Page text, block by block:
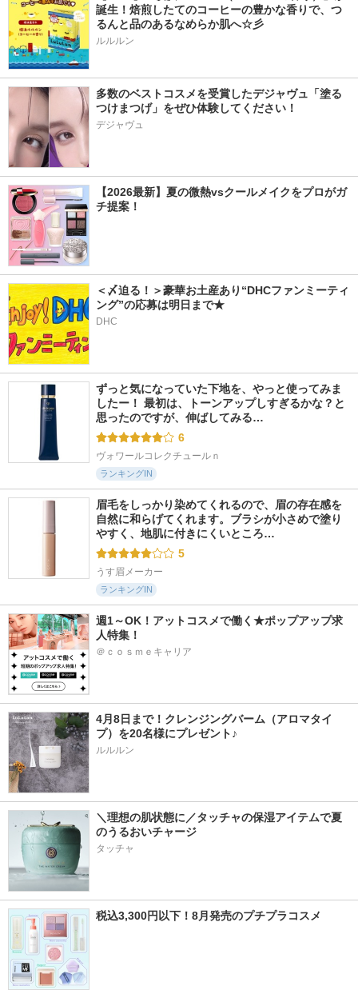
誕生！焙煎したてのコーヒーの豊かな香りで、つ
るんと品のあるなめらか肌へ☆彡
ルルルン
多数のベストコスメを受賞したデジャヴュ「塗る
つけまつげ」をぜひ体験してください！
デジャヴュ
【2026最新】夏の微熱vsクールメイクをプロがガ
チ提案！
＜〆迫る！＞豪華お土産あり“DHCファンミーティ
ング”の応募は明日まで★
DHC
ずっと気になっていた下地を、やっと使ってみま
したー！ 最初は、トーンアップしすぎるかな？と
思ったのですが、伸ばしてみる…
6
ヴォワールコレクチュールｎ
ランキングIN
眉毛をしっかり染めてくれるので、眉の存在感を
自然に和らげてくれます。ブラシが小さめで塗り
やすく、地肌に付きにくいところ…
5
うす眉メーカー
ランキングIN
週1～OK！アットコスメで働く★ポップアップ求
人特集！
＠ｃｏｓｍｅキャリア
4月8日まで！クレンジングバーム（アロマタイ
プ）を20名様にプレゼント♪
ルルルン
＼理想の肌状態に／タッチャの保湿アイテムで夏
のうるおいチャージ
タッチャ
税込3,300円以下！8月発売のプチプラコスメ